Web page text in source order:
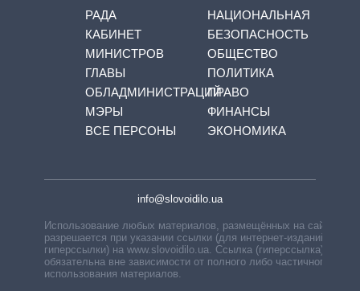
РАДА
КАБИНЕТ
МИНИСТРОВ
ГЛАВЫ
ОБЛАДМИНИСТРАЦИЙ
МЭРЫ
ВСЕ ПЕРСОНЫ
НАЦИОНАЛЬНАЯ
БЕЗОПАСНОСТЬ
ОБЩЕСТВО
ПОЛИТИКА
ПРАВО
ФИНАНСЫ
ЭКОНОМИКА
info@slovoidilo.ua
Использование любых материалов, размещённых на сайте,
разрешается при указании ссылки (для интернет-изданий —
гиперссылки) на www.slovoidilo.ua. Ссылка (гиперссылка)
обязательна вне зависимости от полного либо частичного
использования материалов.